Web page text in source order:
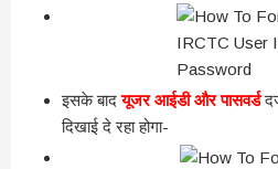
इसके बाद यूजर आईडी और पासवर्ड
दिखाई दे रहा होगा-